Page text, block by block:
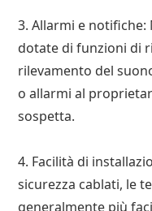
3. Allarmi e notifiche:
dotate di funzioni di
rilevamento del
o allarmi al
sospetta.
4. Facilità di
sicurezza cablati, le
generalmente più